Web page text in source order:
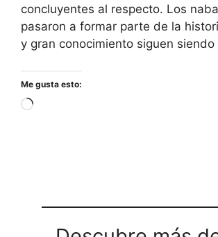
concluyentes al respecto. Los
pasaron a formar parte de la
y gran conocimiento siguen siendo
Me gusta esto:
Cargando...